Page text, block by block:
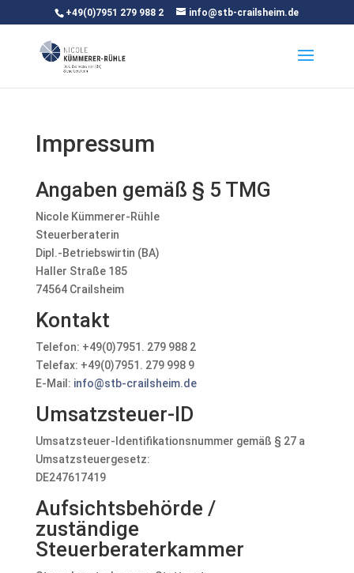
+49(0)7951 279 988 2 info@stb-crailsheim.de
Impressum
Angaben gemäß § 5 TMG
Nicole Kümmerer-Rühle
Steuerberaterin
Dipl.-Betriebswirtin (BA)
Haller Straße 185
74564 Crailsheim
Kontakt
Telefon: +49(0)7951. 279 988 2
Telefax: +49(0)7951. 279 998 9
E-Mail: info@stb-crailsheim.de
Umsatzsteuer-ID
Umsatzsteuer-Identifikationsnummer gemäß § 27 a
Umsatzsteuergesetz:
DE247617419
Aufsichtsbehörde /
zuständige
Steuerberaterkammer